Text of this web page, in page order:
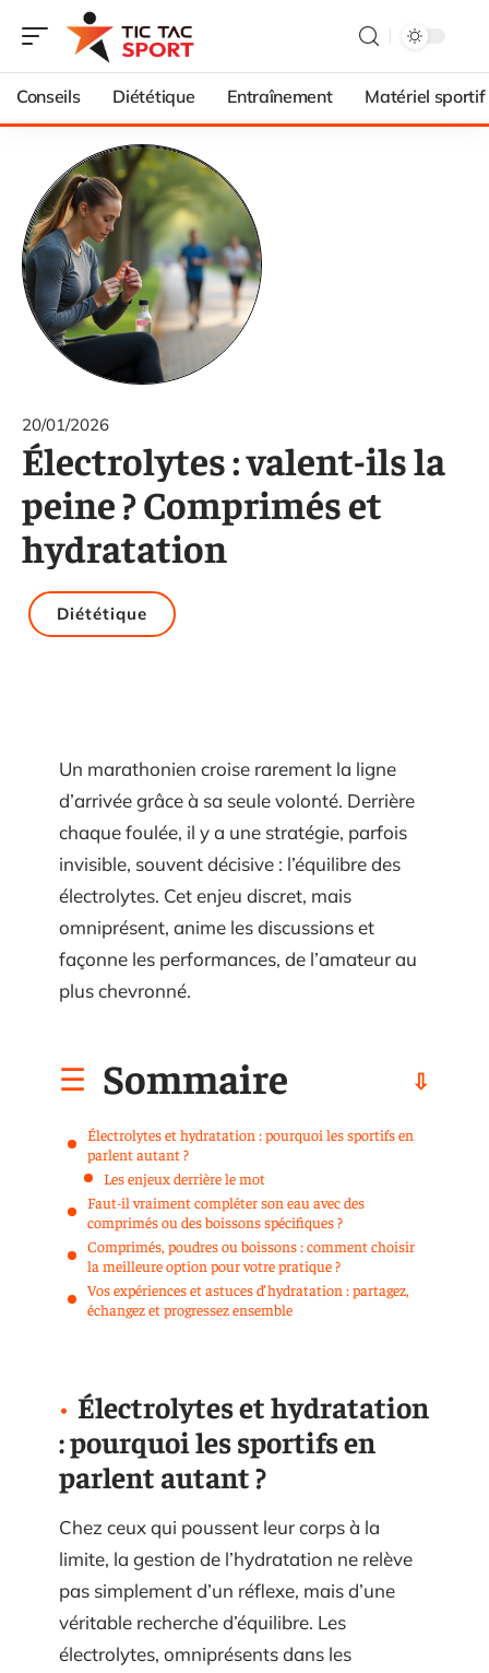
Conseils Diététique Entraînement Matériel sportif
20/01/2026
Électrolytes : valent-ils la
peine ? Comprimés et
hydratation
Diététique
Un marathonien croise rarement la ligne
d’arrivée grâce à sa seule volonté. Derrière
chaque foulée, il y a une stratégie, parfois
invisible, souvent décisive : l’équilibre des
électrolytes. Cet enjeu discret, mais
omniprésent, anime les discussions et
façonne les performances, de l’amateur au
plus chevronné.
Sommaire
Électrolytes et hydratation : pourquoi les sportifs en
parlent autant ?
Les enjeux derrière le mot
Faut-il vraiment compléter son eau avec des
comprimés ou des boissons spécifiques ?
Comprimés, poudres ou boissons : comment choisir
la meilleure option pour votre pratique ?
Vos expériences et astuces d’hydratation : partagez,
échangez et progressez ensemble
Électrolytes et hydratation
: pourquoi les sportifs en
parlent autant ?
Chez ceux qui poussent leur corps à la
limite, la gestion de l’hydratation ne relève
pas simplement d’un réflexe, mais d’une
véritable recherche d’équilibre. Les
électrolytes, omniprésents dans les